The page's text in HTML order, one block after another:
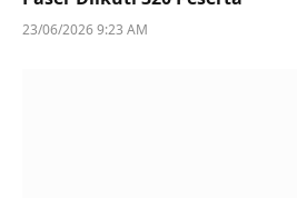
23/06/2026 9:23 AM